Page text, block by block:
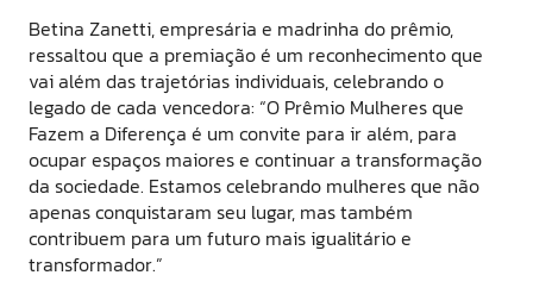
Betina Zanetti, empresária e madrinha do prêmio,
ressaltou que a premiação é um reconhecimento que
vai além das trajetórias individuais, celebrando o
legado de cada vencedora: “O Prêmio Mulheres que
Fazem a Diferença é um convite para ir além, para
ocupar espaços maiores e continuar a transformação
da sociedade. Estamos celebrando mulheres que não
apenas conquistaram seu lugar, mas também
contribuem para um futuro mais igualitário e
transformador.”